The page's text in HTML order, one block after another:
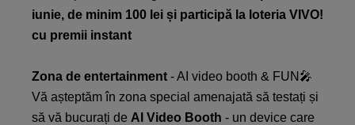
iunie, de minim 100 lei și participă la loteria VIVO!
cu premii instant
Zona de entertainment - AI video booth & FUN🎤​
Vă așteptăm în zona special amenajată să testați și
să vă bucurați de AI Video Booth - un device care